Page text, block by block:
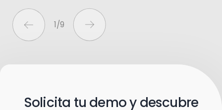
1/9
Solicita tu demo y descubre